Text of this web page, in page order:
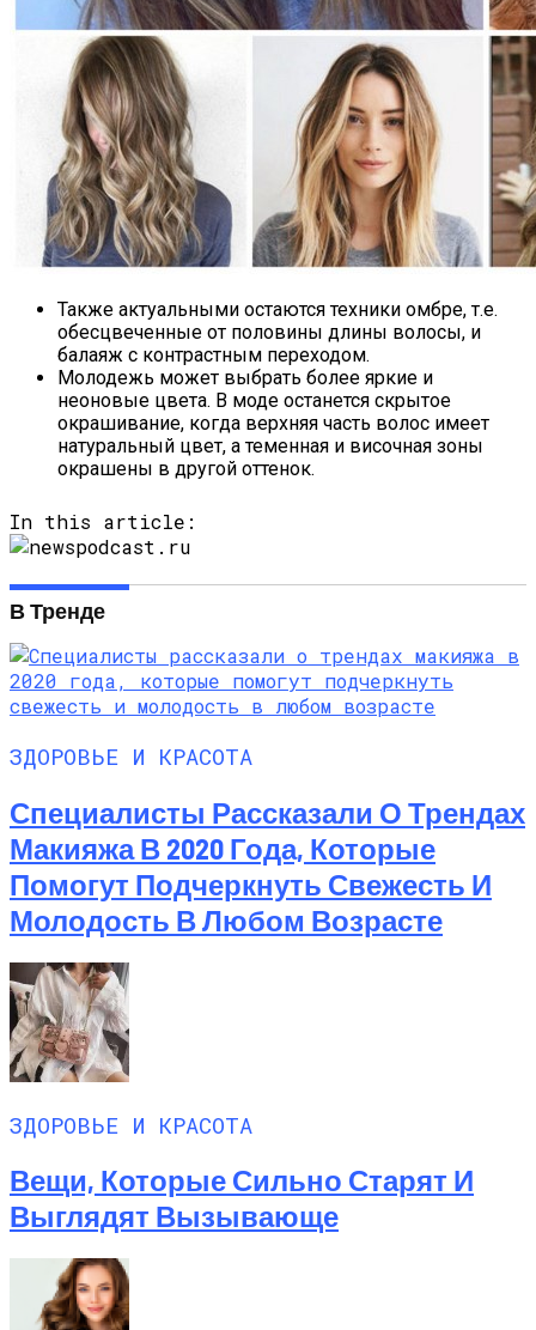
Также актуальными остаются техники омбре, т.е.
обесцвеченные от половины длины волосы, и
балаяж с контрастным переходом.
Молодежь может выбрать более яркие и
неоновые цвета. В моде останется скрытое
окрашивание, когда верхняя часть волос имеет
натуральный цвет, а теменная и височная зоны
окрашены в другой оттенок.
In this article:
В Тренде
ЗДОРОВЬЕ И КРАСОТА
Специалисты Рассказали О Трендах
Макияжа В 2020 Года, Которые
Помогут Подчеркнуть Свежесть И
Молодость В Любом Возрасте
ЗДОРОВЬЕ И КРАСОТА
Вещи, Которые Сильно Старят И
Выглядят Вызывающе